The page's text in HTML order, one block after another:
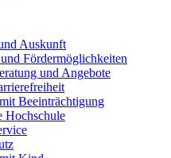
Auskunft
Fördermöglichkeiten
und Angebote
Beeinträchtigung
Hochschule